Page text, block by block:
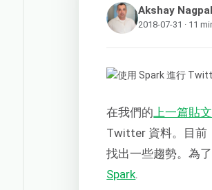
Akshay Nagpal
2018-07-31 · 11
在我們的 上一篇貼文
Twitter 資料。目前
找出一些趨勢。為
Spark